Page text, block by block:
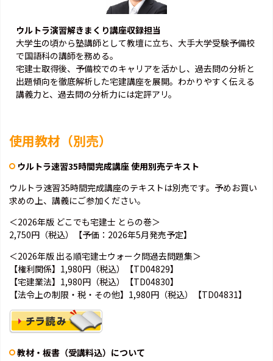
ウルトラ演習解きまくり講座収録担当
大学生の頃から塾講師として教壇に立ち、大手大学受験予備校
で国語科の講師を務める。
宅建士取得後、予備校でのキャリアを活かし、過去問の分析と
出題傾向を徹底解析した宅建講座を展開。わかりやすく伝える
講義力と、過去問の分析力には定評アリ。
使用教材（別売）
ウルトラ速習35時間完成講座 使用別売テキスト
ウルトラ速習35時間完成講座のテキストは別売です。予めお買い
求めの上、講義にご参加ください。
＜2026年版 どこでも宅建士 とらの巻＞
2,750円（税込）【予価：2026年5月発売予定】
＜2026年版 出る順宅建士ウォーク問過去問題集＞
【権利関係】1,980円（税込）【TD04829】
【宅建業法】1,980円（税込）【TD04830】
【法令上の制限・税・その他】1,980円（税込）【TD04831】
教材・板書（受講料込）について